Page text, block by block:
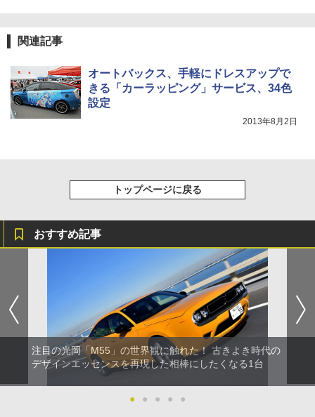
関連記事
オートバックス、手軽にドレスアップで
きる「カーラッピング」サービス、34色
設定
2013年8月2日
トップページに戻る
おすすめ記事
注目の光岡「M55」の世界観に触れた！ 古きよき時代の
デザインエッセンスを再現した相棒にしたくなる1台
● ● ● ● ●